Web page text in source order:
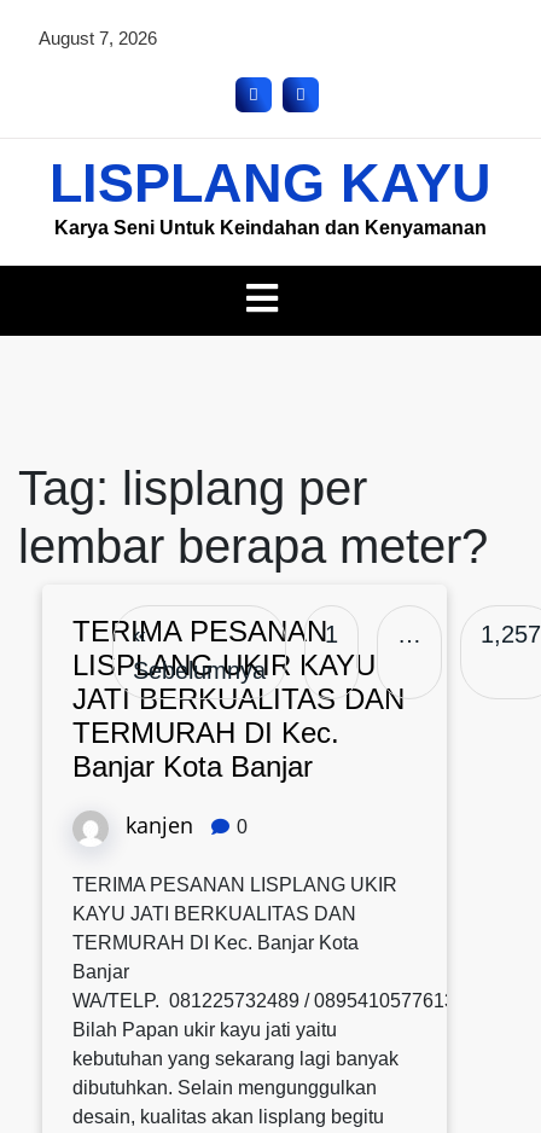
August 7, 2026
LISPLANG KAYU
Karya Seni Untuk Keindahan dan Kenyamanan
Tag: lisplang per
lembar berapa meter?
TERIMA PESANAN
LISPLANG UKIR KAYU
JATI BERKUALITAS DAN
TERMURAH DI Kec.
Banjar Kota Banjar
kanjen 0
TERIMA PESANAN LISPLANG UKIR
KAYU JATI BERKUALITAS DAN
TERMURAH DI Kec. Banjar Kota
Banjar
WA/TELP. 081225732489 / 0895410577613 /
Bilah Papan ukir kayu jati yaitu
kebutuhan yang sekarang lagi banyak
dibutuhkan. Selain mengunggulkan
desain, kualitas akan lisplang begitu
«
Sebelumnya
1 … 1,257